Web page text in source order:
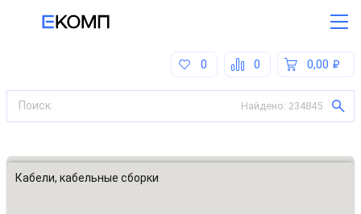
0,00
0
0
Найдено: 234845
Все категории
Кабели, кабельные сборки